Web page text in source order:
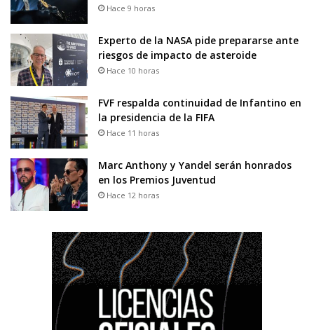
Hace 9 horas
Experto de la NASA pide prepararse ante
riesgos de impacto de asteroide
Hace 10 horas
FVF respalda continuidad de Infantino en
la presidencia de la FIFA
Hace 11 horas
Marc Anthony y Yandel serán honrados
en los Premios Juventud
Hace 12 horas